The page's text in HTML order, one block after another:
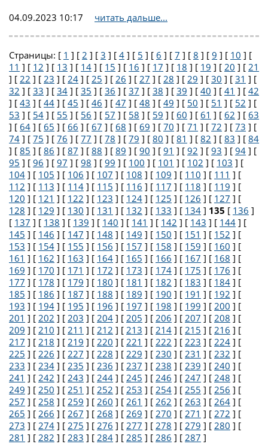
04.09.2023 10:17
читать дальше...
Страницы: [ 1 ] [ 2 ] [ 3 ] [ 4 ] [ 5 ] [ 6 ] [ 7 ] [ 8 ] [ 9 ] [ 10 ] [
11 ] [ 12 ] [ 13 ] [ 14 ] [ 15 ] [ 16 ] [ 17 ] [ 18 ] [ 19 ] [ 20 ] [ 21
] [ 22 ] [ 23 ] [ 24 ] [ 25 ] [ 26 ] [ 27 ] [ 28 ] [ 29 ] [ 30 ] [ 31 ] [
32 ] [ 33 ] [ 34 ] [ 35 ] [ 36 ] [ 37 ] [ 38 ] [ 39 ] [ 40 ] [ 41 ] [ 42
] [ 43 ] [ 44 ] [ 45 ] [ 46 ] [ 47 ] [ 48 ] [ 49 ] [ 50 ] [ 51 ] [ 52 ] [
53 ] [ 54 ] [ 55 ] [ 56 ] [ 57 ] [ 58 ] [ 59 ] [ 60 ] [ 61 ] [ 62 ] [ 63
] [ 64 ] [ 65 ] [ 66 ] [ 67 ] [ 68 ] [ 69 ] [ 70 ] [ 71 ] [ 72 ] [ 73 ] [
74 ] [ 75 ] [ 76 ] [ 77 ] [ 78 ] [ 79 ] [ 80 ] [ 81 ] [ 82 ] [ 83 ] [ 84
] [ 85 ] [ 86 ] [ 87 ] [ 88 ] [ 89 ] [ 90 ] [ 91 ] [ 92 ] [ 93 ] [ 94 ] [
95 ] [ 96 ] [ 97 ] [ 98 ] [ 99 ] [ 100 ] [ 101 ] [ 102 ] [ 103 ] [
104 ] [ 105 ] [ 106 ] [ 107 ] [ 108 ] [ 109 ] [ 110 ] [ 111 ] [
112 ] [ 113 ] [ 114 ] [ 115 ] [ 116 ] [ 117 ] [ 118 ] [ 119 ] [
120 ] [ 121 ] [ 122 ] [ 123 ] [ 124 ] [ 125 ] [ 126 ] [ 127 ] [
128 ] [ 129 ] [ 130 ] [ 131 ] [ 132 ] [ 133 ] [ 134 ] 135 [ 136 ]
[ 137 ] [ 138 ] [ 139 ] [ 140 ] [ 141 ] [ 142 ] [ 143 ] [ 144 ] [
145 ] [ 146 ] [ 147 ] [ 148 ] [ 149 ] [ 150 ] [ 151 ] [ 152 ] [
153 ] [ 154 ] [ 155 ] [ 156 ] [ 157 ] [ 158 ] [ 159 ] [ 160 ] [
161 ] [ 162 ] [ 163 ] [ 164 ] [ 165 ] [ 166 ] [ 167 ] [ 168 ] [
169 ] [ 170 ] [ 171 ] [ 172 ] [ 173 ] [ 174 ] [ 175 ] [ 176 ] [
177 ] [ 178 ] [ 179 ] [ 180 ] [ 181 ] [ 182 ] [ 183 ] [ 184 ] [
185 ] [ 186 ] [ 187 ] [ 188 ] [ 189 ] [ 190 ] [ 191 ] [ 192 ] [
193 ] [ 194 ] [ 195 ] [ 196 ] [ 197 ] [ 198 ] [ 199 ] [ 200 ] [
201 ] [ 202 ] [ 203 ] [ 204 ] [ 205 ] [ 206 ] [ 207 ] [ 208 ] [
209 ] [ 210 ] [ 211 ] [ 212 ] [ 213 ] [ 214 ] [ 215 ] [ 216 ] [
217 ] [ 218 ] [ 219 ] [ 220 ] [ 221 ] [ 222 ] [ 223 ] [ 224 ] [
225 ] [ 226 ] [ 227 ] [ 228 ] [ 229 ] [ 230 ] [ 231 ] [ 232 ] [
233 ] [ 234 ] [ 235 ] [ 236 ] [ 237 ] [ 238 ] [ 239 ] [ 240 ] [
241 ] [ 242 ] [ 243 ] [ 244 ] [ 245 ] [ 246 ] [ 247 ] [ 248 ] [
249 ] [ 250 ] [ 251 ] [ 252 ] [ 253 ] [ 254 ] [ 255 ] [ 256 ] [
257 ] [ 258 ] [ 259 ] [ 260 ] [ 261 ] [ 262 ] [ 263 ] [ 264 ] [
265 ] [ 266 ] [ 267 ] [ 268 ] [ 269 ] [ 270 ] [ 271 ] [ 272 ] [
273 ] [ 274 ] [ 275 ] [ 276 ] [ 277 ] [ 278 ] [ 279 ] [ 280 ] [
281 ] [ 282 ] [ 283 ] [ 284 ] [ 285 ] [ 286 ] [ 287 ]